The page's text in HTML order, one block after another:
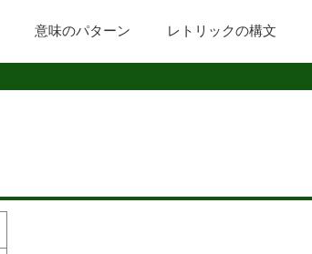
意味のパターン レトリックの構文